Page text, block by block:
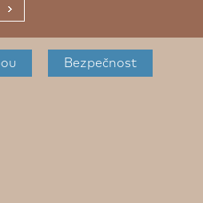
Bezpečnost